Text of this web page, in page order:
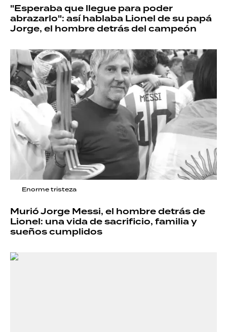
"Esperaba que llegue para poder
abrazarlo": así hablaba Lionel de su papá
Jorge, el hombre detrás del campeón
Enorme tristeza
Murió Jorge Messi, el hombre detrás de
Lionel: una vida de sacrificio, familia y
sueños cumplidos